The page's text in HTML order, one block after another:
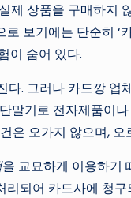
상품을 구매하지
로 보기에는 단순히 ‘
이 숨어 있다.
. 그러나 카드깡
기로 전자제품이
오가지 않으며, 오
을 교묘하게 이용하기
되어 카드사에 청